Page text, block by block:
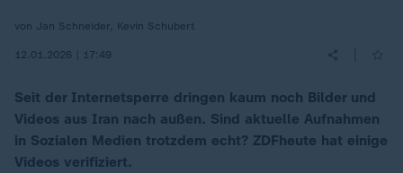
von Jan Schneider, Kevin Schubert
12.01.2026 | 17:49
Seit der Internetsperre dringen kaum noch Bilder und
Videos aus Iran nach außen. Sind aktuelle Aufnahmen
in Sozialen Medien trotzdem echt? ZDFheute hat einige
Videos verifiziert.